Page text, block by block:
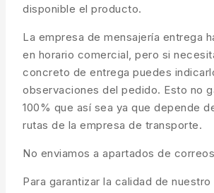
disponible el producto.
La empresa de mensajería entrega
en horario comercial, pero si
concreto de entrega puedes
observaciones del pedido. Esto no
100% que así sea ya que depende
rutas de la empresa de transporte.
No enviamos a apartados de
Para garantizar la calidad de nuestro